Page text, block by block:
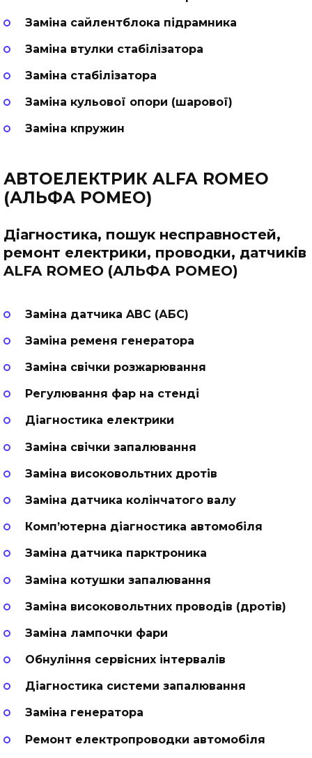
Заміна сайлентблока підрамника
Заміна втулки стабілізатора
Заміна стабілізатора
Заміна кульової опори (шарової)
Заміна кпружин
АВТОЕЛЕКТРИК ALFA ROMEO
(АЛЬФА РОМЕО)
Діагностика, пошук несправностей,
ремонт електрики, проводки, датчиків
ALFA ROMEO (АЛЬФА РОМЕО)
Заміна датчика ABC (АБС)
Заміна ременя генератора
Заміна свічки розжарювання
Регулювання фар на стенді
Діагностика електрики
Заміна свічки запалювання
Заміна високовольтних дротів
Заміна датчика колінчатого валу
Комп’ютерна діагностика автомобіля
Заміна датчика парктроника
Заміна котушки запалювання
Заміна високовольтних проводів (дротів)
Заміна лампочки фари
Обнуління сервісних інтервалів
Діагностика системи запалювання
Заміна генератора
Ремонт електропроводки автомобіля